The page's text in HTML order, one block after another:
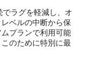
ラグを軽減し、オ
ベルの中断から保
プランで利用可能
のために特別に最